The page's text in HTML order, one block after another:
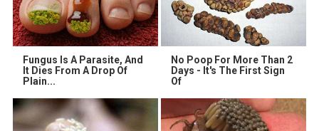
Fungus Is A Parasite, And
It Dies From A Drop Of
Plain...
No Poop For More Than 2
Days - It's The First Sign
Of